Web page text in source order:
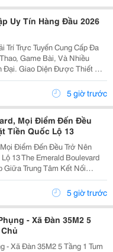
Uy Tín Hàng Đầu 2026
Trí Trực Tuyến Cung Cấp Đa
Game Bài, Và Nhiều
Đại. Giao Diện Được Thiết Kế
Người Dùng Trên Cả Điện
Bảo Mật Hiện Đại...5 giờ trước
Mọi Điểm Đến Đều
Tiền Quốc Lộ 13
Điểm Đến Đều Trở Nên
13 The Emerald Boulevard
Trung Tâm Kết Nối
Căn Hộ Vừa Để Ở, Vừa Có
The Emerald Boulevard5 giờ trước
- Xã Đàn 35M2 5
- Xã Đàn 35M2 5 Tầng 1 Tum